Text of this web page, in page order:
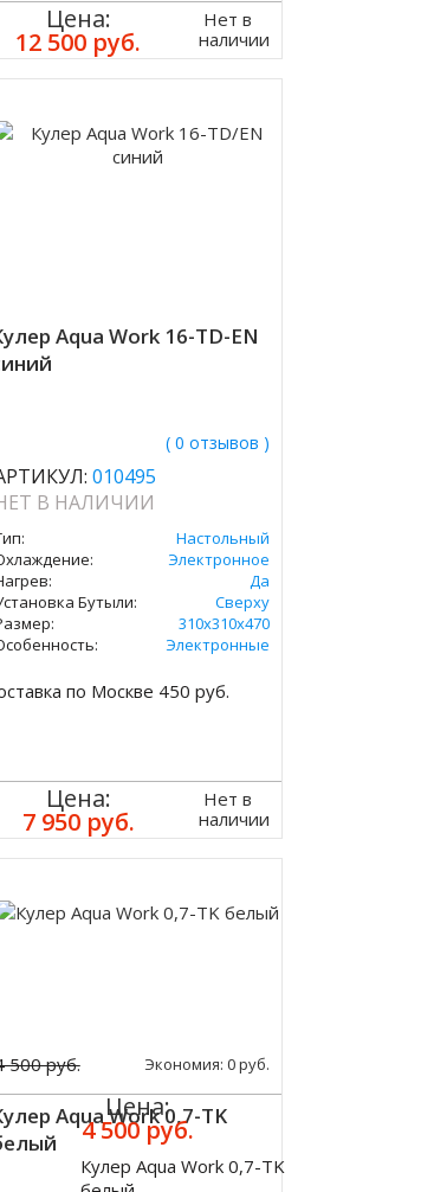
Цена:
12 500 руб.
Нет в
наличии
Aqua Work 16-TD-EN
( 0 отзывов )
010495
В НАЛИЧИИ
Настольный
Электронное
Да
Бутыли:
Сверху
310х310х470
Электронные
по Москве 450 руб.
Цена:
7 950 руб.
Нет в
наличии
Aqua Work 0,7-TK
Цена:
4 500 руб.
Кулер Aqua Work 0,7-TK
500 руб. Экономия: 0 руб.